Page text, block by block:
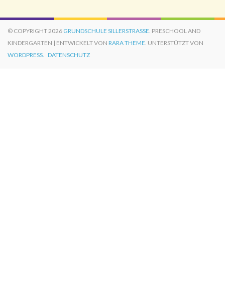
© COPYRIGHT 2026 GRUNDSCHULE SILLERSTRASSE . PRESCHOOL AND
KINDERGARTEN | ENTWICKELT VON RARA THEME. UNTERSTÜTZT VON
WORDPRESS. DATENSCHUTZ